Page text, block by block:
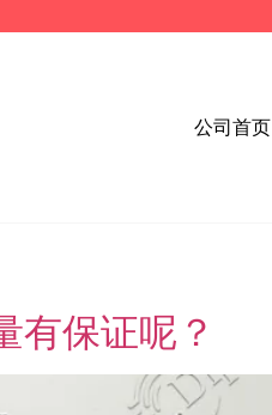
公司首页
有保证呢？